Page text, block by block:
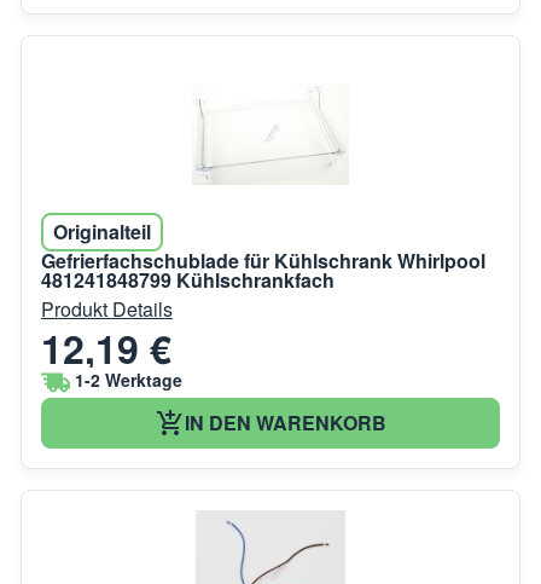
Originalteil
Gefrierfachschublade für Kühlschrank Whirlpool
481241848799 Kühlschrankfach
Produkt Details
12,19 €
1-2 Werktage
IN DEN WARENKORB